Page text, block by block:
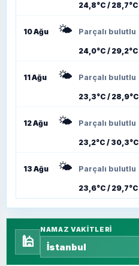
24,8°C / 28,7°C
10 Ağu 🌤️ Parçalı bulutlu
24,0°C / 29,2°C
11 Ağu 🌤️ Parçalı bulutlu
23,3°C / 28,9°C
12 Ağu 🌤️ Parçalı bulutlu
23,2°C / 30,3°C
13 Ağu 🌤️ Parçalı bulutlu
23,6°C / 29,7°C
🕌
NAMAZ VAKITLERI